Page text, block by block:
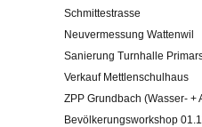
ImpressumSchmittestrasse
Neuvermessung Wattenwil
Sanierung Turnhalle
Verkauf Mettlenschulhaus
ZPP Grundbach (Wasser-
Bevölkerungsworkshop